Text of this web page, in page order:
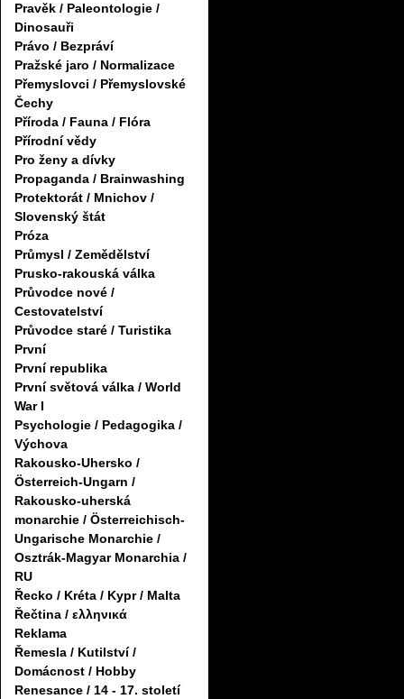
Pravěk / Paleontologie /
Dinosauři
Právo / Bezpráví
Pražské jaro / Normalizace
Přemyslovci / Přemyslovské
Čechy
Příroda / Fauna / Flóra
Přírodní vědy
Pro ženy a dívky
Propaganda / Brainwashing
Protektorát / Mnichov /
Slovenský štát
Próza
Průmysl / Zemědělství
Prusko-rakouská válka
Průvodce nové /
Cestovatelství
Průvodce staré / Turistika
První
První republika
První světová válka / World
War I
Psychologie / Pedagogika /
Výchova
Rakousko-Uhersko /
Österreich-Ungarn /
Rakousko-uherská
monarchie / Österreichisch-
Ungarische Monarchie /
Osztrák-Magyar Monarchia /
RU
Řecko / Kréta / Kypr / Malta
Řečtina / ελληνικά
Reklama
Řemesla / Kutilství /
Domácnost / Hobby
Renesance / 14 - 17. století